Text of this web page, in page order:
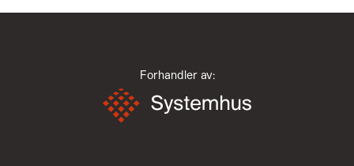
Forhandler av: